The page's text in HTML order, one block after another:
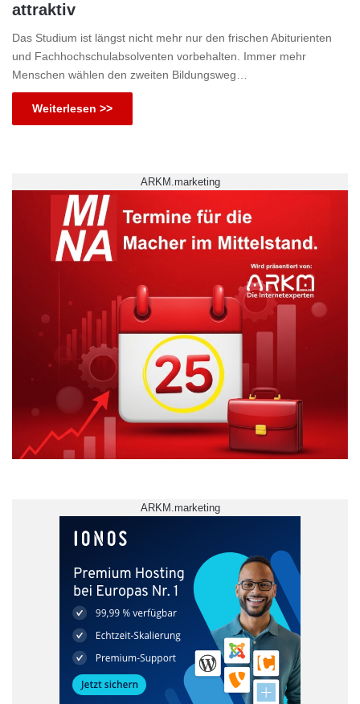
attraktiv
Das Studium ist längst nicht mehr nur den frischen Abiturienten
und Fachhochschulabsolventen vorbehalten. Immer mehr
Menschen wählen den zweiten Bildungsweg…
Weiterlesen >>
ARKM.marketing
ARKM.marketing